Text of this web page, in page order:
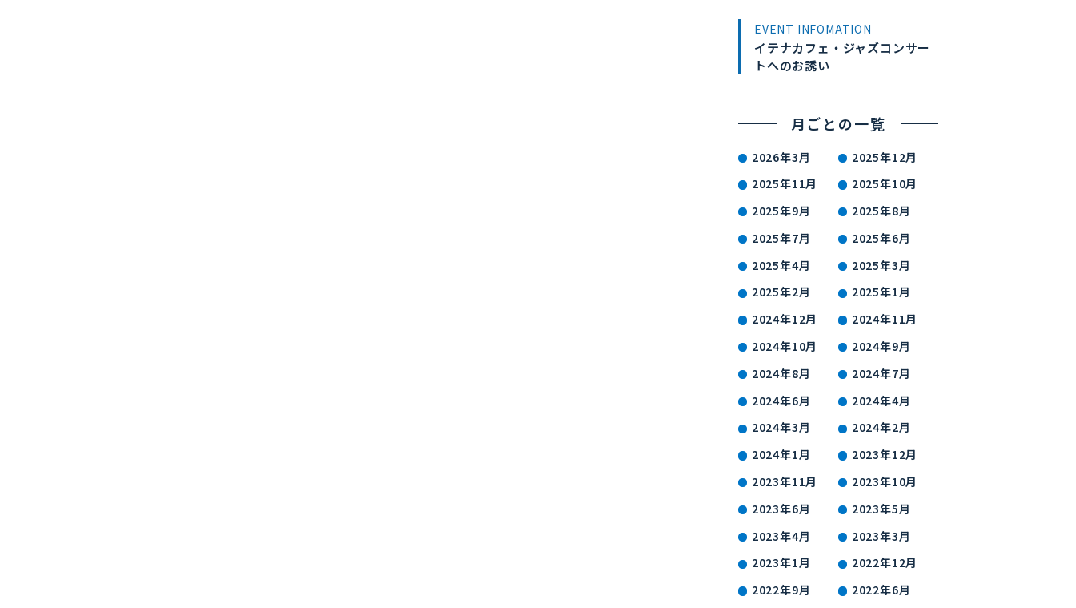
EVENT INFOMATION
イテナカフェ・ジャズコンサー
トへのお誘い
月ごとの一覧
2026年3月
2025年12月
2025年11月
2025年10月
2025年9月
2025年8月
2025年7月
2025年6月
2025年4月
2025年3月
2025年2月
2025年1月
2024年12月
2024年11月
2024年10月
2024年9月
2024年8月
2024年7月
2024年6月
2024年4月
2024年3月
2024年2月
2024年1月
2023年12月
2023年11月
2023年10月
2023年6月
2023年5月
2023年4月
2023年3月
2023年1月
2022年12月
2022年9月
2022年6月